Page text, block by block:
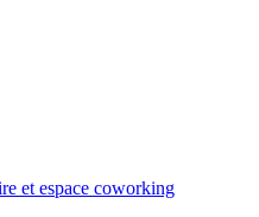
et espace coworking